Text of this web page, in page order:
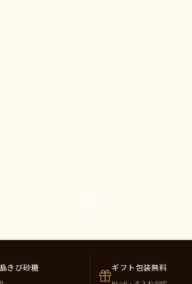
きび砂糖 ギフト包装無料